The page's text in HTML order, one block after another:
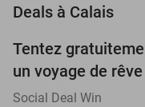
Deals à Calais
Tentez
un voyage de
Social Deal Win